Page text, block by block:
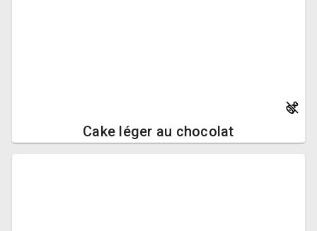
Cake léger au chocolat